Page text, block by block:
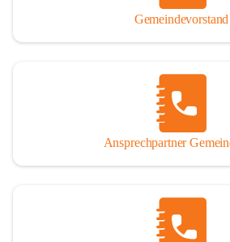
Gemeindevorstand
Ansprechpartner